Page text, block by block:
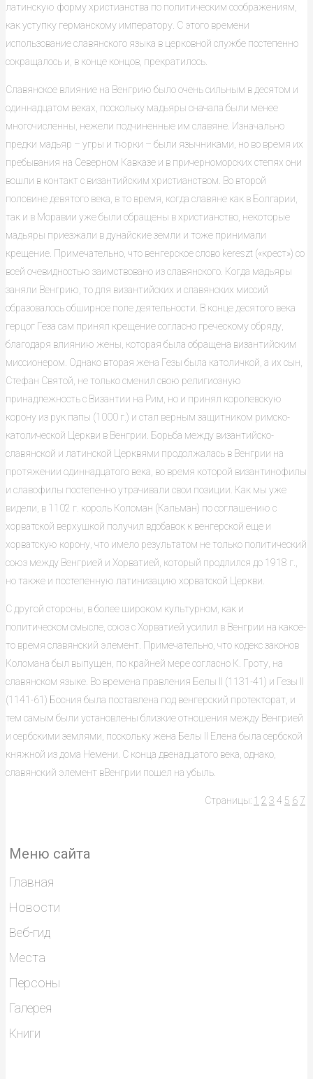
латинскую форму христианства по политическим соображениям,
как уступку германскому императору. С этого времени
использование славянского языка в церковной службе постепенно
сокращалось и, в конце концов, прекратилось.
Славянское влияние на Венгрию было очень сильным в десятом и
одиннадцатом веках, поскольку мадьяры сначала были менее
многочисленны, нежели подчиненные им славяне. Изначально
предки мадьяр – угры и тюрки – были язычниками, но во время их
пребывания на Северном Кавказе и в причерноморских степях они
вошли в контакт с византийским христианством. Во второй
половине девятого века, в то время, когда славяне как в Болгарии,
так и в Моравии уже были обращены в христианство, некоторые
мадьяры приезжали в дунайские земли и тоже принимали
крещение. Примечательно, что венгерское слово kereszt («крест») со
всей очевидностью заимствовано из славянского. Когда мадьяры
заняли Венгрию, то для византийских и славянских миссий
образовалось обширное поле деятельности. В конце десятого века
герцог Геза сам принял крещение согласно греческому обряду,
благодаря влиянию жены, которая была обращена византийским
миссионером. Однако вторая жена Гезы была католичкой, а их сын,
Стефан Святой, не только сменил свою религиозную
принадлежность с Византии на Рим, но и принял королевскую
корону из рук папы (1000 г.) и стал верным защитником римско-
католической Церкви в Венгрии. Борьба между византийско-
славянской и латинской Церквями продолжалась в Венгрии на
протяжении одиннадцатого века, во время которой византинофилы
и славофилы постепенно утрачивали свои позиции. Как мы уже
видели, в 1102 г. король Коломан (Кальман) по соглашению с
хорватской верхушкой получил вдобавок к венгерской еще и
хорватскую корону, что имело результатом не только политический
союз между Венгрией и Хорватией, который продлился до 1918 г.,
но также и постепенную латинизацию хорватской Церкви.
С другой стороны, в более широком культурном, как и
политическом смысле, союз с Хорватией усилил в Венгрии на какое-
то время славянский элемент. Примечательно, что кодекс законов
Коломана был выпущен, по крайней мере согласно К. Гроту, на
славянском языке. Во времена правления Белы II (1131-41) и Гезы II
(1141-61) Босния была поставлена под венгерский протекторат, и
тем самым были установлены близкие отношения между Венгрией
и сербскими землями, поскольку жена Белы II Елена была сербской
княжной из дома Немени. С конца двенадцатого века, однако,
славянский элемент вВенгрии пошел на убыль.
Страницы: 1 2 3 4 5 6 7
Меню сайта
Главная
Новости
Веб-гид
Места
Персоны
Галерея
Книги